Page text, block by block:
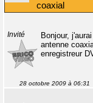
coaxial
Invité
Bonjour,
antenne
enregistreur
28 octobre 2009 à 06:31